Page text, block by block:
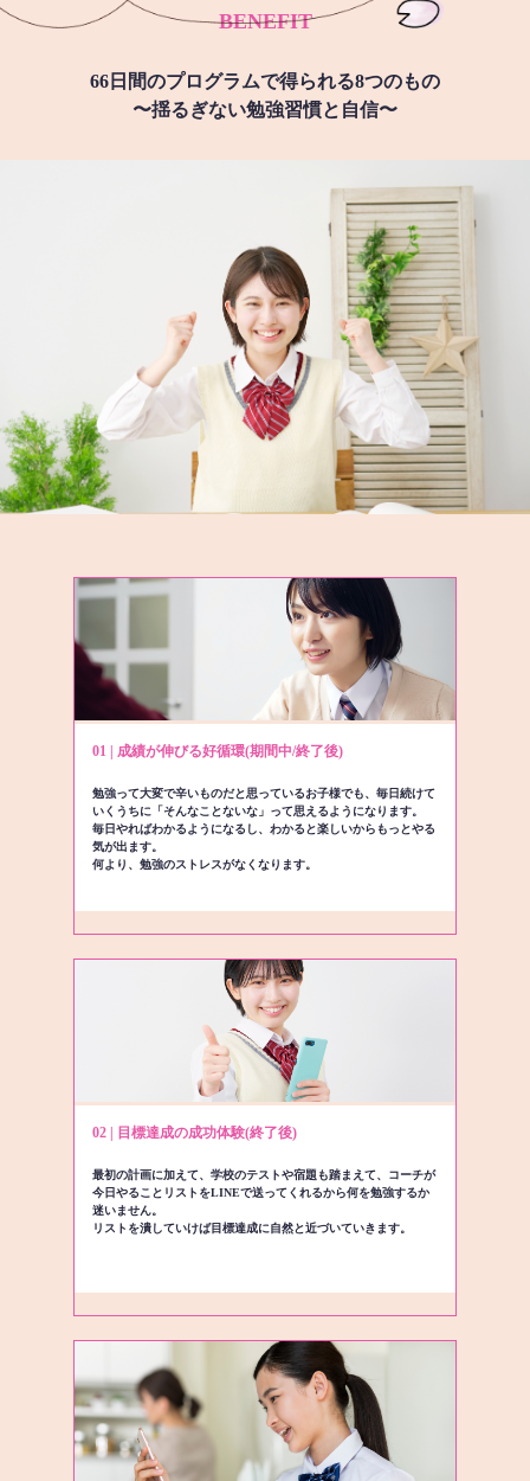
BENEFIT
66日間のプログラムで得られる8つのもの
〜揺るぎない勉強習慣と自信〜
01 | 成績が伸びる好循環(期間中/終了後)
勉強って大変で辛いものだと思っているお子様でも、毎日続けて
いくうちに「そんなことないな」って思えるようになります。
毎日やればわかるようになるし、わかると楽しいからもっとやる
気が出ます。
何より、勉強のストレスがなくなります。
02 | 目標達成の成功体験(終了後)
最初の計画に加えて、学校のテストや宿題も踏まえて、コーチが
今日やることリストをLINEで送ってくれるから何を勉強するか
迷いません。
リストを潰していけば目標達成に自然と近づいていきます。